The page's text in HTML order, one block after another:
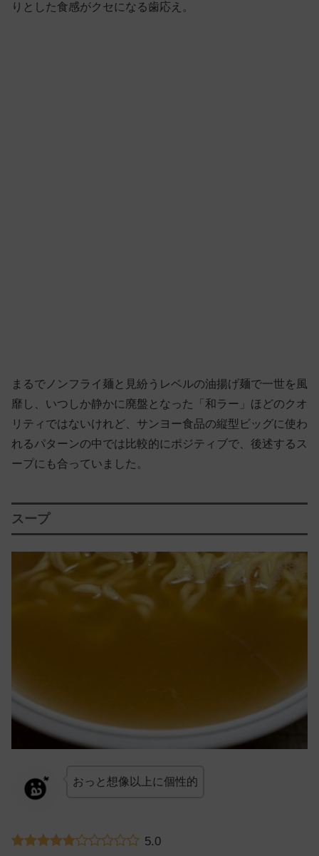
りとした食感がクセになる歯応え。
まるでノンフライ麺と見紛うレベルの油揚げ麺で一世を風
靡し、いつしか静かに廃盤となった「和ラー」ほどのクオ
リティではないけれど、サンヨー食品の縦型ビッグに使わ
れるパターンの中では比較的にポジティブで、後述するス
ープにも合っていました。
スープ
おっと想像以上に個性的
5.0